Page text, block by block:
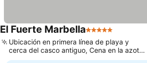
El Fuerte Marbella5 Estrellas
Ubicación en primera línea de playa y
cerca del casco antiguo, Cena en la azotea
con Paco Pérez